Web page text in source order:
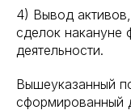
4) Вывод
сделок накануне
деятельности.
Вышеуказанный
сформированный